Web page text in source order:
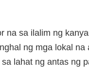
na sa ilalim ng
ng mga lokal na
lahat ng antas ng